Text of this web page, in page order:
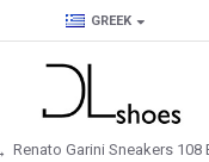
GREEK
Renato Garini Sneakers 108